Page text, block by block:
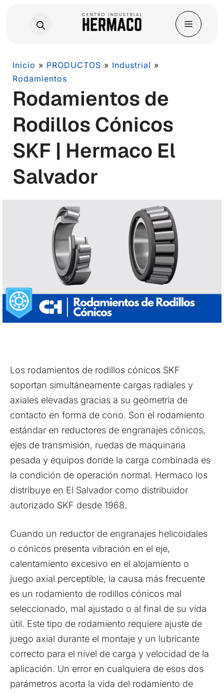
Skip
content
Inicio » PRODUCTOS » Industrial »
Rodamientos
Rodamientos de
Rodillos Cónicos
SKF | Hermaco El
Salvador
Los rodamientos de rodillos cónicos SKF
soportan simultáneamente cargas radiales y
axiales elevadas gracias a su geometría de
contacto en forma de cono. Son el rodamiento
estándar en reductores de engranajes cónicos,
ejes de transmisión, ruedas de maquinaria
pesada y equipos donde la carga combinada es
la condición de operación normal. Hermaco los
distribuye en El Salvador como distribuidor
autorizado SKF desde 1968.
Cuando un reductor de engranajes helicoidales
o cónicos presenta vibración en el eje,
calentamiento excesivo en el alojamiento o
juego axial perceptible, la causa más frecuente
es un rodamiento de rodillos cónicos mal
seleccionado, mal ajustado o al final de su vida
útil. Este tipo de rodamiento requiere ajuste de
juego axial durante el montaje y un lubricante
correcto para el nivel de carga y velocidad de la
aplicación. Un error en cualquiera de esos dos
parámetros acorta la vida del rodamiento de